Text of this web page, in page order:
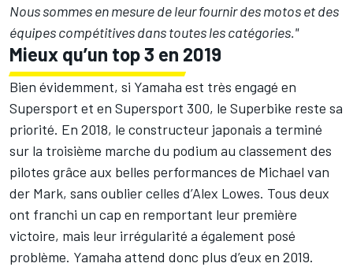
Nous sommes en mesure de leur fournir des motos et des
équipes compétitives dans toutes les catégories."
Mieux qu’un top 3 en 2019
Bien évidemment, si Yamaha est très engagé en
Supersport et en Supersport 300, le Superbike reste sa
priorité. En 2018, le constructeur japonais a terminé
sur la troisième marche du podium au classement des
pilotes grâce aux belles performances de Michael van
der Mark, sans oublier celles d’Alex Lowes. Tous deux
ont franchi un cap en remportant leur première
victoire, mais leur irrégularité a également posé
problème. Yamaha attend donc plus d’eux en 2019.